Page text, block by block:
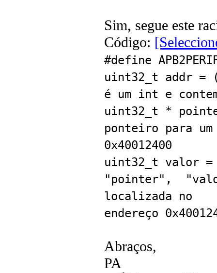
Sim, segue este
Código:
#define
uint32_t addr =
é um int e
uint32_t *
ponteiro para
0x40012400
uint32_t valor
"pointer",
localizada no
endereço
Abraços,
PA